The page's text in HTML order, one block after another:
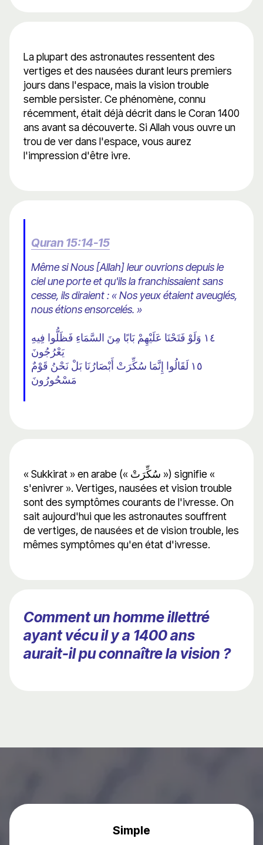
La plupart des astronautes ressentent des
vertiges et des nausées durant leurs premiers
jours dans l'espace, mais la vision trouble
semble persister. Ce phénomène, connu
récemment, était déjà décrit dans le Coran 1400
ans avant sa découverte. Si Allah vous ouvre un
trou de ver dans l'espace, vous aurez
l'impression d'être ivre.
Quran 15:14-15
Même si Nous [Allah] leur ouvrions depuis le
ciel une porte et qu'ils la franchissaient sans
cesse, ils diraient : « Nos yeux étaient aveuglés,
nous étions ensorcelés. »
١٤ وَلَوْ فَتَحْنَا عَلَيْهِمْ بَابًا مِنَ السَّمَاءِ فَظَلُّوا فِيهِ
يَعْرُجُونَ
١٥ لَقَالُوا إِنَّمَا سُكِّرَتْ أَبْصَارُنَا بَلْ نَحْنُ قَوْمٌ
مَسْحُورُونَ
« Sukkirat » en arabe (« سُكِّرَتْ ») signifie «
s'enivrer ». Vertiges, nausées et vision trouble
sont des symptômes courants de l'ivresse. On
sait aujourd'hui que les astronautes souffrent
de vertiges, de nausées et de vision trouble, les
mêmes symptômes qu'en état d'ivresse.
Comment un homme illettré
ayant vécu il y a 1400 ans
aurait-il pu connaître la vision ?
Simple